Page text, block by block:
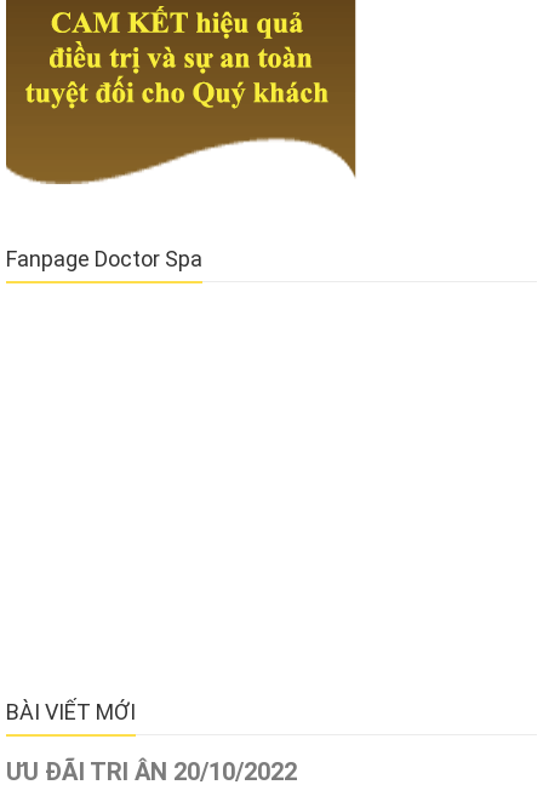
Fanpage Doctor Spa
BÀI VIẾT MỚI
ƯU ĐÃI TRI ÂN 20/10/2022